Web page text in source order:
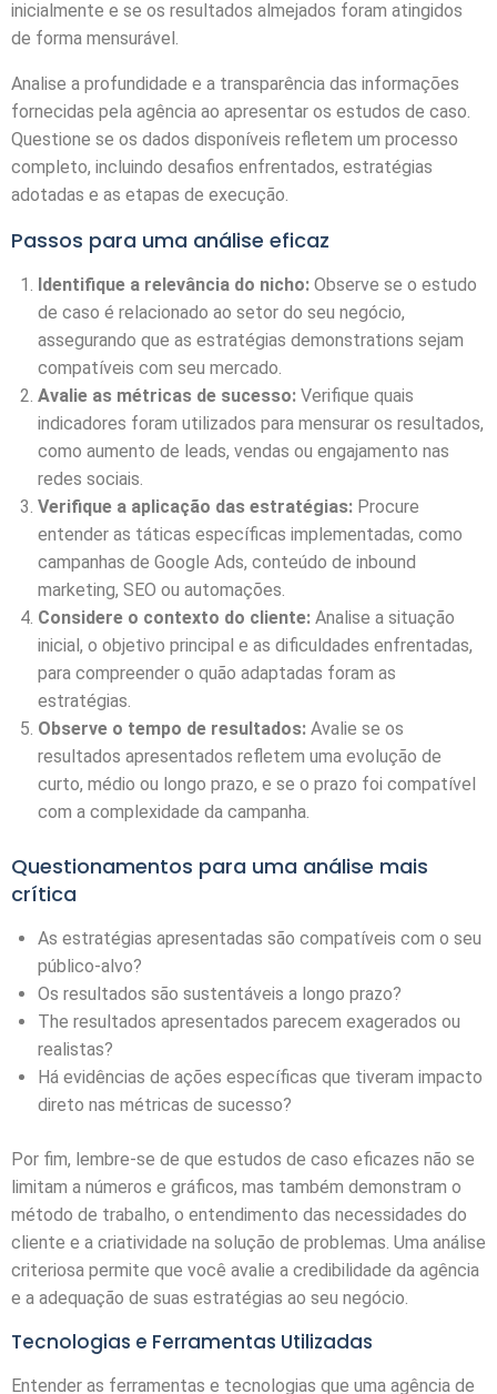
inicialmente e se os resultados almejados foram atingidos
de forma mensurável.
Analise a profundidade e a transparência das informações
fornecidas pela agência ao apresentar os estudos de caso.
Questione se os dados disponíveis refletem um processo
completo, incluindo desafios enfrentados, estratégias
adotadas e as etapas de execução.
Passos para uma análise eficaz
Identifique a relevância do nicho: Observe se o estudo
de caso é relacionado ao setor do seu negócio,
assegurando que as estratégias demonstrations sejam
compatíveis com seu mercado.
Avalie as métricas de sucesso: Verifique quais
indicadores foram utilizados para mensurar os resultados,
como aumento de leads, vendas ou engajamento nas
redes sociais.
Verifique a aplicação das estratégias: Procure
entender as táticas específicas implementadas, como
campanhas de Google Ads, conteúdo de inbound
marketing, SEO ou automações.
Considere o contexto do cliente: Analise a situação
inicial, o objetivo principal e as dificuldades enfrentadas,
para compreender o quão adaptadas foram as
estratégias.
Observe o tempo de resultados: Avalie se os
resultados apresentados refletem uma evolução de
curto, médio ou longo prazo, e se o prazo foi compatível
com a complexidade da campanha.
Questionamentos para uma análise mais
crítica
As estratégias apresentadas são compatíveis com o seu
público-alvo?
Os resultados são sustentáveis a longo prazo?
The resultados apresentados parecem exagerados ou
realistas?
Há evidências de ações específicas que tiveram impacto
direto nas métricas de sucesso?
Por fim, lembre-se de que estudos de caso eficazes não se
limitam a números e gráficos, mas também demonstram o
método de trabalho, o entendimento das necessidades do
cliente e a criatividade na solução de problemas. Uma análise
criteriosa permite que você avalie a credibilidade da agência
e a adequação de suas estratégias ao seu negócio.
Tecnologias e Ferramentas Utilizadas
Entender as ferramentas e tecnologias que uma agência de